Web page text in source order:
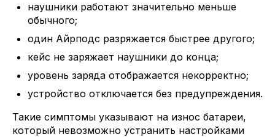
наушники работают значительно меньше
обычного;
один Айрподс разряжается быстрее другого;
кейс не заряжает наушники до конца;
уровень заряда отображается некорректно;
устройство отключается без предупреждения.
Такие симптомы указывают на износ батареи,
который невозможно устранить настройками